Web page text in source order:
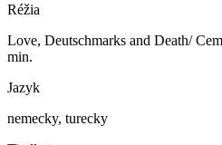
Réžia
Love, Deutschmarks and Death/
min.
Jazyk
nemecky, turecky